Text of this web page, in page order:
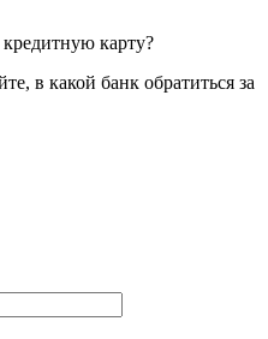
карту?
в какой банк обратиться за